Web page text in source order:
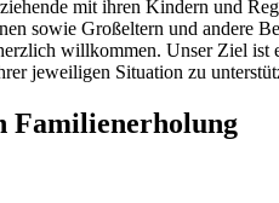
mit ihren Kindern und
sowie Großeltern und andere
willkommen. Unser Ziel
jeweiligen Situation zu
Familienerholung